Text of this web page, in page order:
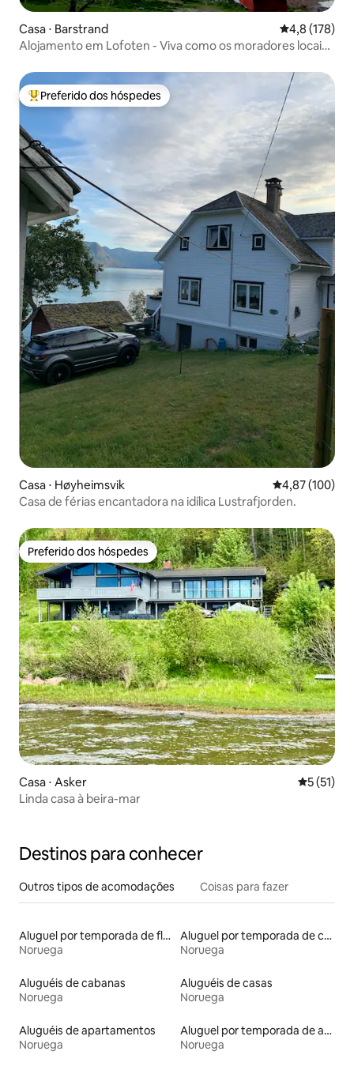
Casa ⋅ Barstrand 4,8 de uma
4,8 (178)
Alojamento em Lofoten - Viva como os moradores locais
Entre os melhores preferidos dos hóspedes
Preferido dos hóspedes
Casa ⋅ Høyheimsvik 4,87 de uma
4,87 (100)
Casa de férias encantadora na idílica Lustrafjorden.
Preferido dos hóspedes
Preferido dos hóspedes
Casa ⋅ Asker 5 de uma
5 (51)
Linda casa à beira-mar
Destinos para conhecer
Outros tipos de acomodações Coisas para fazer
Aluguel por temporada de flats
Noruega
Aluguel por temporada de casas arredondadas
Noruega
Aluguéis de cabanas
Noruega
Aluguéis de casas
Noruega
Aluguéis de apartamentos
Noruega
Aluguel por temporada de apart-hotéis
Noruega